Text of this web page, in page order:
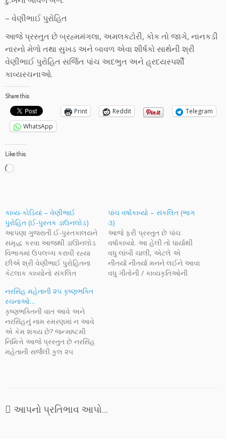
– વેણીભાઈ પુરોહિત
આજે પ્રસ્તુત છે બ્રહ્મમંગલા, અમલકટોરી, કોક તો જાગે, નાનકડી
નારનો મેળો તથા સુખડ અને બાવળ એવા શીર્ષકો સાથેની શ્રી
વેણીભાઈ પુરોહિત સર્જિત પાંચ અદભુત અને હ્રદયસ્પર્શી
કાવ્યરચનાઓ.
Share this:
Print Reddit
Telegram
WhatsApp
Like this:
Loading…
કાવ્ય-કોડિયાં – વેણીભાઈ
પુરોહિત (ઈ-પુસ્તક ડાઉનલોડ)
આપણા ગુજરાતી ઈ-પુસ્તકાલયને
સમૃદ્ધ કરવા આજથી ડાઊનલોડ
વિભાગમાં ઉપલબ્ધ કરાવી રહ્યા
છીએ શ્રી વેણીભાઈ પુરોહિતના
કેટલાક કાવ્યોનો સંકલિત
કોડિયાઁ'. મૂળે લોકમિલાપ ટ્રસ્ટ
દ્વારા પ્રકાશિત આ પુસ્તિકાનુઁ
અક્ષરનાદ ફક્ત ઈ-સંસ્કરણ
પ્રસ્તુત કરી રહ્યુઁ છે. પ્રસ્તુત
પુસ્તિકામાં પદ્યસર્જનમાં
સિદ્ધહસ્ત કવિ શ્રી વેણીભાઈની
અનેકવિધ પ્રકારની અને બહુરંગી
પાંચ વર્ષાકાવ્યો – સંકલિત (ભાગ
૩)
આજે ફરી પ્રસ્તુત છે પાંચ
વર્ષાકાવ્યો. આ હેલી તો ધાર્યાથી
વધુ લાંબી ચાલી, એટલે એ
નીતર્યા નીતર્યા મનને લઈને આવા
વધુ ગીતોની / કાવ્યકૃતિઓની
નરસિંહ મહેતાની ૨૫ કૃષ્ણભક્તિ
રચનાઓ…
કૃષ્ણભક્તિની વાત આવે અને
નરસિંહનું નામ સ્મરણમાં ન આવે
એ કેમ શક્ય છે? જન્માષ્ટમી
નિમિત્તે આજે પ્રસ્તુત છે નરસિંહ
મહેતાની સર્જેલી કુલ ૨૫
સર્વેને જન્માષ્ટમીની
શુભકામનાઓ.
આપનો પ્રતિભાવ આપો....